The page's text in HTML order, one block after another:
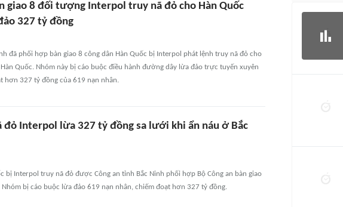
giao 8 đối tượng Interpol truy nã đỏ cho Hàn Quốc
327 tỷ đồng
đã phối hợp bàn giao 8 công dân Hàn Quốc bị Interpol phát lệnh truy nã đỏ cho
Quốc. Nhóm này bị cáo buộc điều hành đường dây lừa đảo trực tuyến xuyên
hơn 327 tỷ đồng của 619 nạn nhân.
đỏ Interpol lừa 327 tỷ đồng sa lưới khi ẩn náu ở Bắc
bị Interpol truy nã đỏ được Công an tỉnh Bắc Ninh phối hợp Bộ Công an bàn giao
Nhóm bị cáo buộc lừa đảo 619 nạn nhân, chiếm đoạt hơn 327 tỷ đồng.